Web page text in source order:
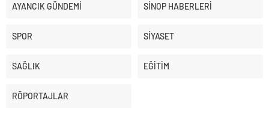
AYANCIK GÜNDEMİ SİNOP HABERLERİ
SPOR SİYASET
SAĞLIK EĞİTİM
RÖPORTAJLAR